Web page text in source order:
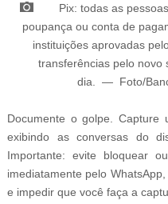
Pix: todas as
poupança ou conta de
instituições aprovadas
transferências pelo novo
dia
— Foto/
Documente o golpe. Capture
exibindo as conversas do
Importante: evite bloquear
imediatamente pelo
e impedir que você faça a